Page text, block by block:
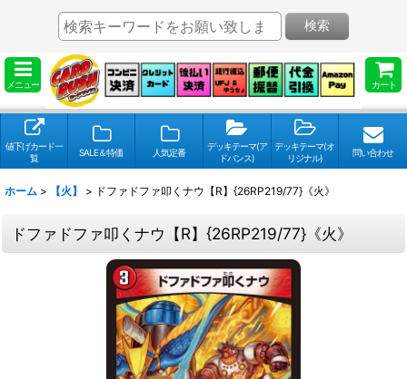
メニュー カート
検索
値下げカード一
覧
SALE＆特価 人気定番
デッキテーマ(ア
ドバンス)
デッキテーマ(オ
リジナル)
問い合わせ
ホーム > 【火】 > ドファドファ叩くナウ【R】{26RP219/77}《火》
ドファドファ叩くナウ【R】{26RP219/77}《火》